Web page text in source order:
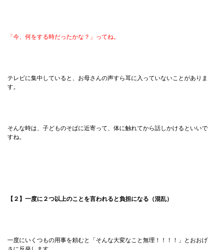
「今、何をする時だったかな？」ってね。
テレビに集中していると、お母さんの声すら耳に入っていないことがありま
す。
そんな時は、子どものそばに近寄って、体に触れてから話しかけるといいで
すね。
【２】一度に２つ以上のことを言われると負担になる（混乱）
一度にいくつもの用事を頼むと「そんな大変なこと無理！！！！」とおおげ